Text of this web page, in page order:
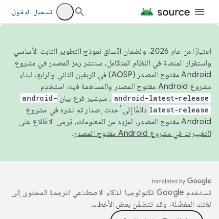
تسجيل الدخول
اعتبارًا من عام 2026، ولضمان اتّساق نموذج التطوير الثابت الأساسي
واستقرار المنصة في النظام المتكامل، سننشر رمز المصدر في مشروع
Android مفتوح المصدر (AOSP) في الربعَين الثاني والرابع. لبناء
مشروع Android مفتوح المصدر والمساهمة فيه، استخدِم
android-latest-release . سيشير فرع بيان android-
latest-release دائمًا إلى أحدث إصدار تم نشره في مشروع
Android مفتوح المصدر. لمزيد من المعلومات، يُرجى الاطّلاع على
التغييرات في مشروع Android مفتوح المصدر
.
تستخدم Google تكنولوجيا الذكاء الاصطناعي لترجمة المحتوى إلى
لغتك المفضّلة، وقد تتضمّن بعض الأخطاء.